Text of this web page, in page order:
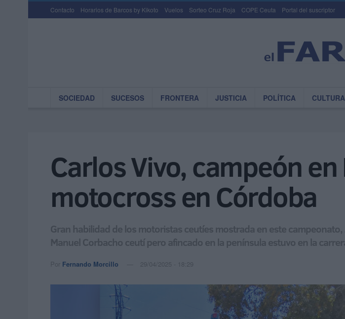
Contacto Horarios de Barcos by Kikoto Vuelos Sorteo Cruz Roja COPE Ceuta Portal del suscriptor
SOCIEDAD SUCESOS FRONTERA JUSTICIA POLÍTICA CULTURA
Carlos Vivo, campeón
motocross en Córdoba
Gran habilidad de los motoristas ceutíes mostrada en este
Manuel Corbacho ceutí pero afincado en la península estuvo en la
Por Fernando Morcillo 29/04/2025 - 18:29